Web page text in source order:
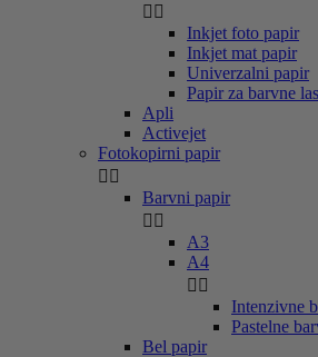
 
Inkjet foto papir
Inkjet mat papir
Univerzalni papir
Papir za barvne
Apli
Activejet
Fotokopirni papir
 
Barvni papir
 
A3
A4
 
Intenzivne
Pastelne
Bel papir